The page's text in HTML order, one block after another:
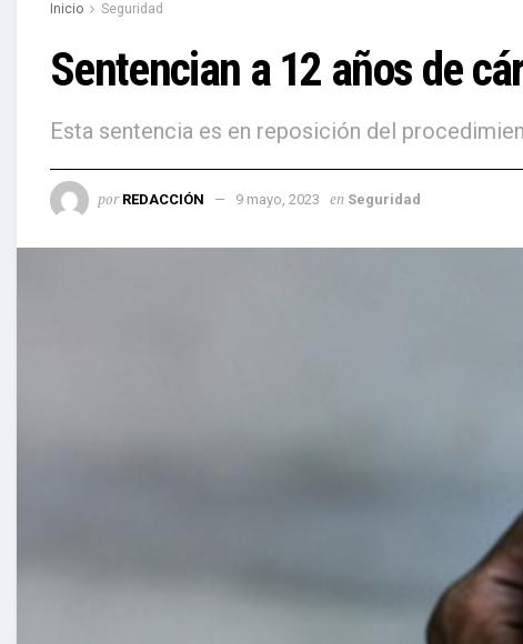
Inicio Seguridad
Sentencian a 12 años de
Esta sentencia es en reposición del
por REDACCIÓN 9 mayo, 2023 en Seguridad